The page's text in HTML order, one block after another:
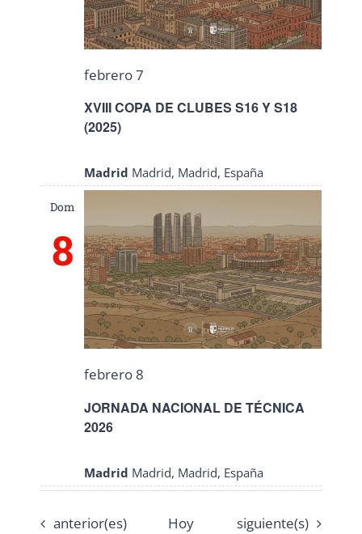
XVIII COPA DE CLUBES S16 Y S18
(2025)
febrero 7
Madrid Madrid, Madrid, España
Dom
8
JORNADA NACIONAL DE TÉCNICA
2026
febrero 8
Madrid Madrid, Madrid, España
Eventos
anterior(es) Hoy Eventos
siguiente(s)